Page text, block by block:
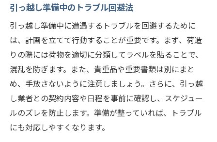
引っ越し業者とのコミュニケーションの取
り方
新居での家具レイアウトのコツ
周囲の住民との初対面をスムーズにする方
法
新居での生活を快適に始めるための引っ越し後
の手続き
住所変更手続きの進め方
引っ越し準備中のトラブル回避法
引っ越し準備中に遭遇するトラブルを回避するために
は、計画を立てて行動することが重要です。まず、荷造
りの際には荷物を適切に分類してラベルを貼ることで、
混乱を防ぎます。また、貴重品や重要書類は別にまと
め、手放さないように注意しましょう。さらに、引っ越
し業者との契約内容や日程を事前に確認し、スケジュー
ルのズレを防止します。準備が整っていれば、トラブル
にも対応しやすくなります。